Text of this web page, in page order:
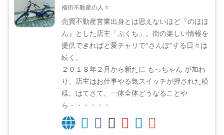
福街不動産の人々
売買不動産営業出身とは思えないほど『のほほ
ん』とした店主「ぷくち」。街の楽しい情報を
提供できればと愛チャリで"さんぽ"する日々は
続く。
２０１８年２月から新たに もっちゃん が加わ
り、店主はお仕事やる気スイッチが押された模
様。はてさて、一体全体どうなることや
ら・・・・・・